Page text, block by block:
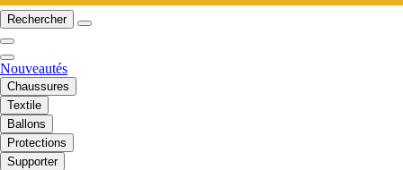
Rechercher
Nouveautés
Chaussures
Textile
Ballons
Protections
Supporter